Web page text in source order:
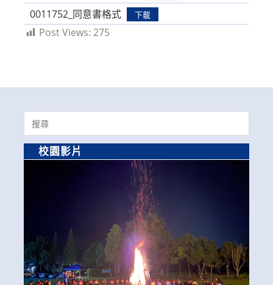
0011752_同意書格式 下載
Post Views: 275
Search
for:
校園影片